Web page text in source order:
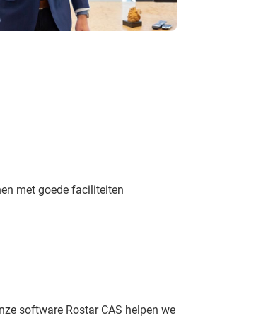
met goede faciliteiten
software Rostar CAS helpen we